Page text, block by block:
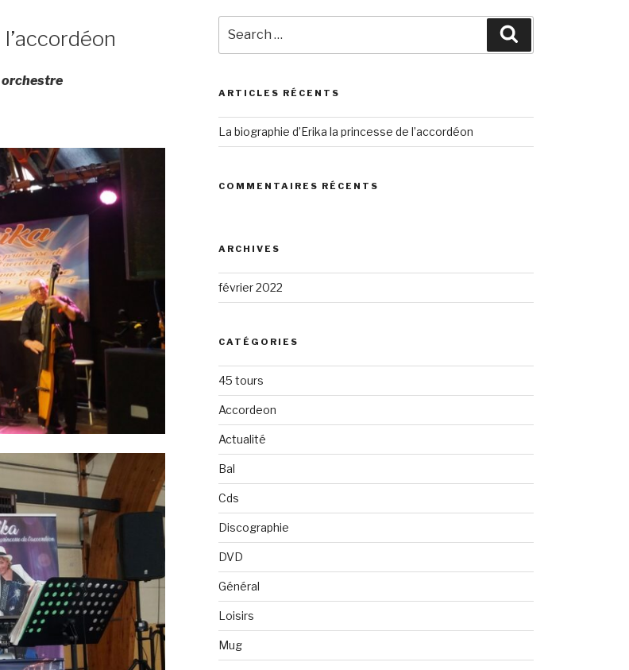
orchestre
for:
ARTICLES RÉCENTS
La biographie d’Erika la princesse de l’accordéon
COMMENTAIRES RÉCENTS
ARCHIVES
février 2022
CATÉGORIES
45 tours
Accordeon
Actualité
Bal
Cds
Discographie
DVD
Général
Loisirs
Mug